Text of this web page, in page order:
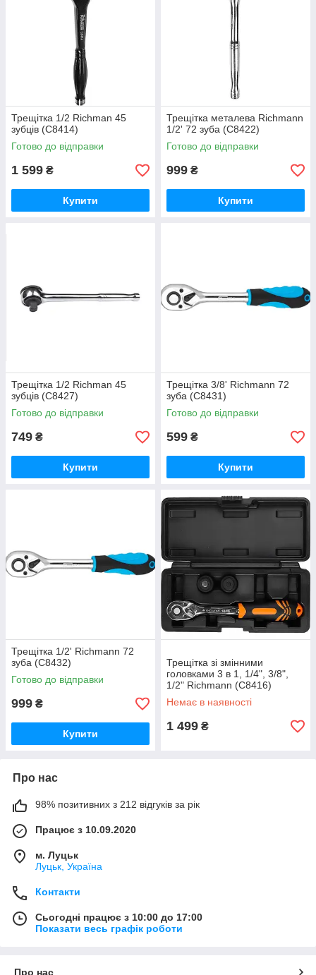
Трещітка 1/2 Richman 45
зубців (C8414)
Готово до відправки
1 599 ₴
Купити
Трещітка металева Richmann
1/2' 72 зуба (С8422)
Готово до відправки
999 ₴
Купити
Трещітка 1/2 Richman 45
зубців (C8427)
Готово до відправки
749 ₴
Купити
Трещітка 3/8' Richmann 72
зуба (C8431)
Готово до відправки
599 ₴
Купити
Трещітка 1/2' Richmann 72
зуба (C8432)
Готово до відправки
999 ₴
Купити
Трещітка зі змінними
головками 3 в 1, 1/4", 3/8",
1/2" Richmann (C8416)
Немає в наявності
1 499 ₴
Про нас
98% позитивних з 212 відгуків за рік
Працює з 10.09.2020
м. Луцьк
Луцьк, Україна
Контакти
Сьогодні працює з 10:00 до 17:00
Показати весь графік роботи
Про нас